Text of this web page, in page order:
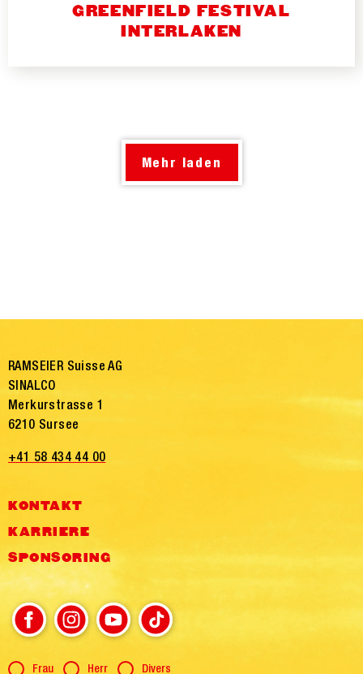
GREENFIELD FESTIVAL
INTERLAKEN
Mehr laden
RAMSEIER Suisse AG
SINALCO
Merkurstrasse 1
6210 Sursee
+41 58 434 44 00
KONTAKT
KARRIERE
SPONSORING
AnredeFrau Herr Divers